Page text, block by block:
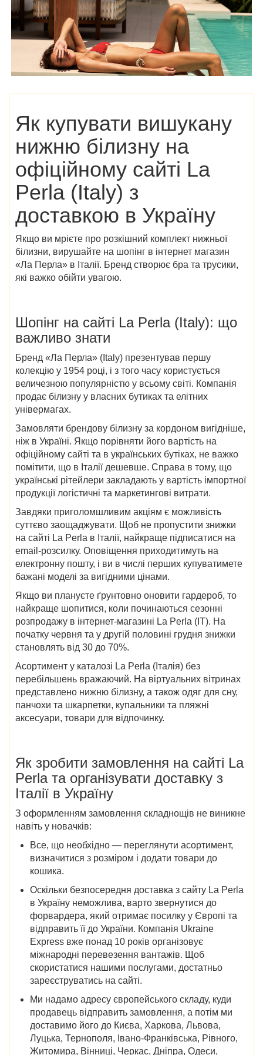
Як купувати вишукану
нижню білизну на
офіційному сайті La
Perla (Italy) з
доставкою в Україну
Якщо ви мрієте про розкішний комплект нижньої
білизни, вирушайте на шопінг в інтернет магазин
«Ла Перла» в Італії. Бренд створює бра та трусики,
які важко обійти увагою.
Шопінг на сайті La Perla (Italy): що
важливо знати
Бренд «Ла Перла» (Italy) презентував першу
колекцію у 1954 році, і з того часу користується
величезною популярністю у всьому світі. Компанія
продає білизну у власних бутиках та елітних
універмагах.
Замовляти брендову білизну за кордоном вигідніше,
ніж в Україні. Якщо порівняти його вартість на
офіційному сайті та в українських бутіках, не важко
помітити, що в Італії дешевше. Справа в тому, що
українські рітейлери закладають у вартість імпортної
продукції логістичні та маркетингові витрати.
Завдяки приголомшливим акціям є можливість
суттєво заощаджувати. Щоб не пропустити знижки
на сайті La Perla в Італії, найкраще підписатися на
email-розсилку. Оповіщення приходитимуть на
електронну пошту, і ви в числі перших купуватимете
бажані моделі за вигідними цінами.
Якщо ви плануєте ґрунтовно оновити гардероб, то
найкраще шопитися, коли починаються сезонні
розпродажу в інтернет-магазині La Perla (IT). На
початку червня та у другій половині грудня знижки
становлять від 30 до 70%.
Асортимент у каталозі La Perla (Італія) без
перебільшень вражаючий. На віртуальних вітринах
представлено нижню білизну, а також одяг для сну,
панчохи та шкарпетки, купальники та пляжні
аксесуари, товари для відпочинку.
Як зробити замовлення насайті La
Perlaта організувати доставку з
Італії в Україну
З оформленням замовлення складнощів не виникне
навіть у новачків:
Все, що необхідно — переглянути асортимент,
визначитися з розміром і додати товари до
кошика.
Оскільки безпосередня доставка з сайту La Perla
в Україну неможлива, варто звернутися до
форвардера, який отримає посилку у Європі та
відправить її до України. Компанія Ukraine
Express вже понад 10 років організовує
міжнародні перевезення вантажів. Щоб
скористатися нашими послугами, достатньо
зареєструватись на сайті.
Ми надамо адресу європейського складу, куди
продавець відправить замовлення, а потім ми
доставимо його до Києва, Харкова, Львова,
Луцька, Тернополя, Івано-Франківська, Рівного,
Житомира, Вінниці, Черкас, Дніпра, Одеси,